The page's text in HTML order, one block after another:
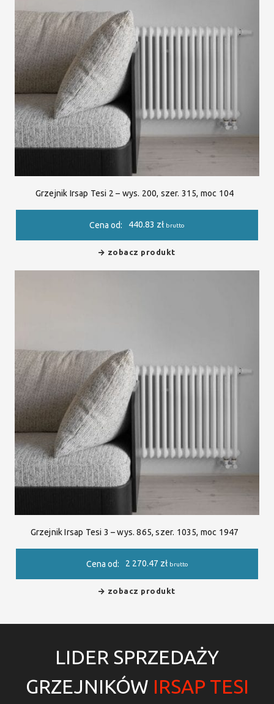
Grzejnik Irsap Tesi 2 – wys. 200, szer. 315, moc 104
Cena od: 440.83 zł brutto
zobacz produkt
Grzejnik Irsap Tesi 3 – wys. 865, szer. 1035, moc 1947
Cena od: 2 270.47 zł brutto
zobacz produkt
LIDER SPRZEDAŻY
GRZEJNIKÓW IRSAP TESI